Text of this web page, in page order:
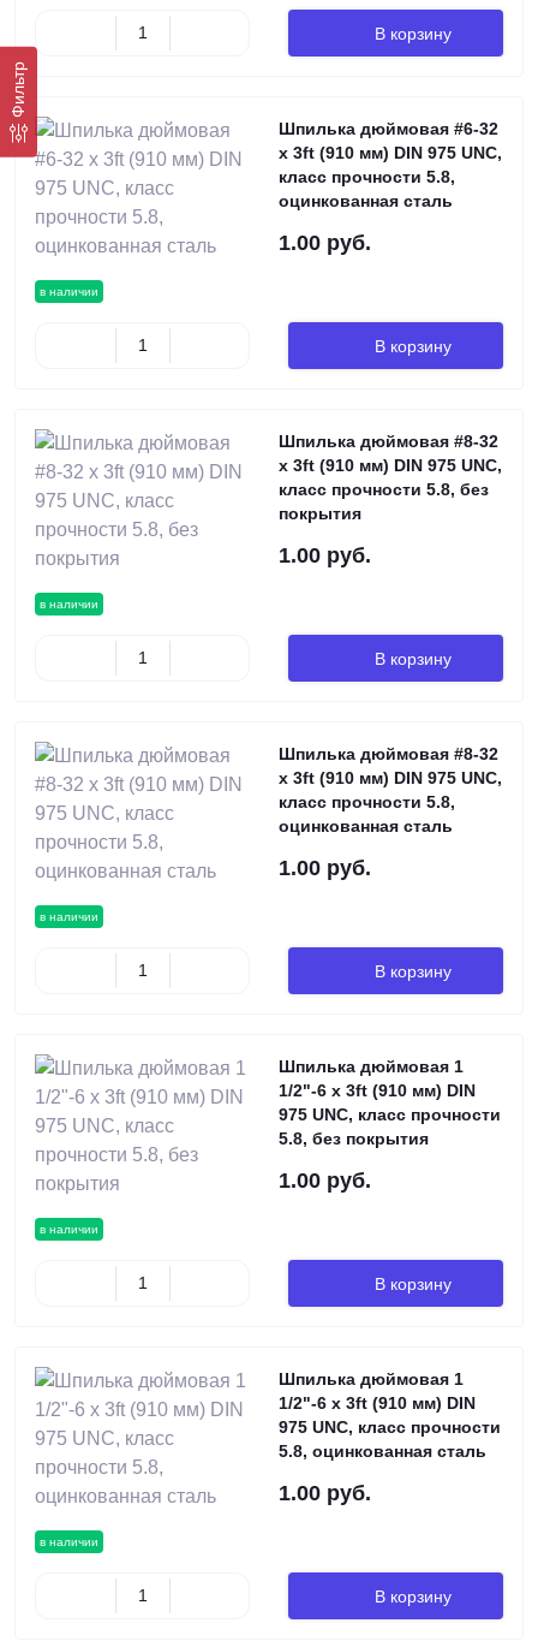
Фильтр
В корзину
в наличии
Шпилька дюймовая #6-32
х 3ft (910 мм) DIN 975 UNC,
класс прочности 5.8,
оцинкованная сталь
1.00 руб.
В корзину
в наличии
Шпилька дюймовая #8-32
х 3ft (910 мм) DIN 975 UNC,
класс прочности 5.8, без
покрытия
1.00 руб.
В корзину
в наличии
Шпилька дюймовая #8-32
х 3ft (910 мм) DIN 975 UNC,
класс прочности 5.8,
оцинкованная сталь
1.00 руб.
В корзину
в наличии
Шпилька дюймовая 1
1/2"-6 х 3ft (910 мм) DIN
975 UNC, класс прочности
5.8, без покрытия
1.00 руб.
В корзину
в наличии
Шпилька дюймовая 1
1/2"-6 х 3ft (910 мм) DIN
975 UNC, класс прочности
5.8, оцинкованная сталь
1.00 руб.
В корзину